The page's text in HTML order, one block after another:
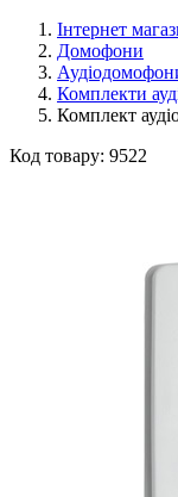
Інтернет
Домофони
Комплекти
Комплект
Код товару: 9522